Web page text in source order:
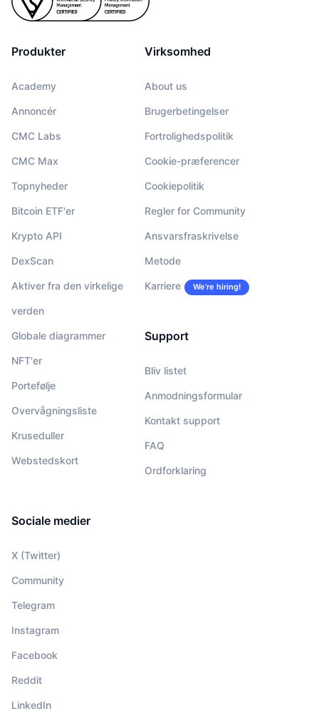
Produkter
Academy
Annoncér
CMC Labs
CMC Max
Topnyheder
Bitcoin ETF'er
Krypto API
DexScan
Aktiver fra den virkelige
verden
Globale diagrammer
NFT'er
Portefølje
Overvågningsliste
Kruseduller
Webstedskort
Virksomhed
About us
Brugerbetingelser
Fortrolighedspolitik
Cookie-præferencer
Cookiepolitik
Regler for Community
Ansvarsfraskrivelse
Metode
Karriere We’re hiring!
Support
Bliv listet
Anmodningsformular
Kontakt support
FAQ
Ordforklaring
Sociale medier
X (Twitter)
Community
Telegram
Instagram
Facebook
Reddit
LinkedIn